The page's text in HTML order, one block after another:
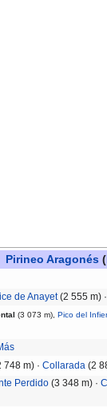
Pirineo Aragonés (
de Anayet(2 555 m)
(3 073 m),Pico del
748 m) ·Collarada (2
Perdido (3 348 m) ·